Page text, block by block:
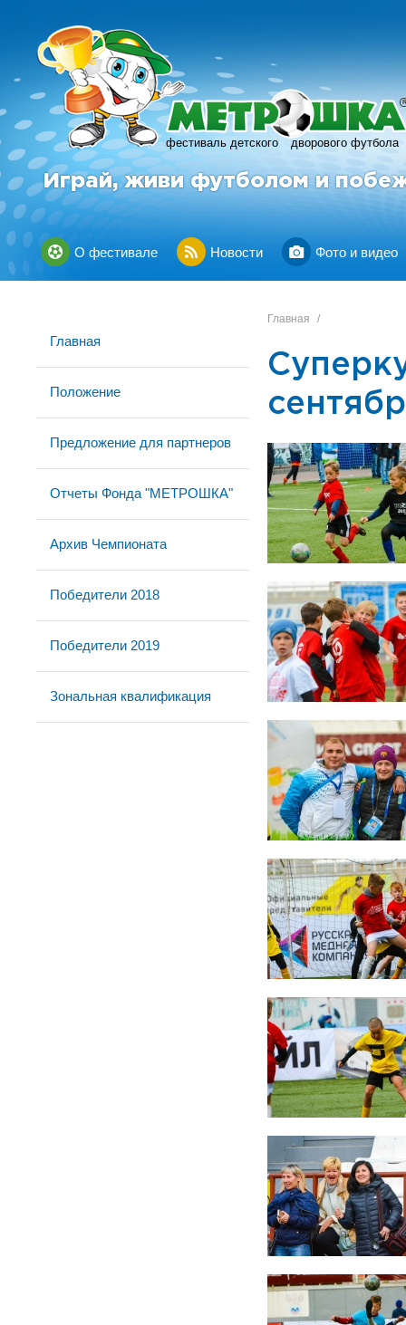
фестиваль детского дворового футбола
R
Играй, живи футболом и
О фестивале Новости Фото и видео
Главная
Положение
Предложение для партнеров
Отчеты Фонда "МЕТРОШКА"
Архив Чемпионата
Победители 2018
Победители 2019
Зональная квалификация
Главная /